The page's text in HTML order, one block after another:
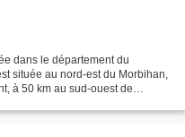
dans le département du
située au nord-est du Morbihan,
à 50 km au sud-ouest de